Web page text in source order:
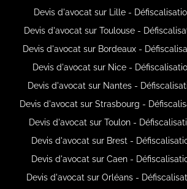
Devis d'avocat sur Lille -
Devis d'avocat sur Toulouse -
Devis d'avocat sur Bordeaux -
Devis d'avocat sur Nice -
Devis d'avocat sur Nantes -
Devis d'avocat sur Strasbourg -
Devis d'avocat sur Toulon -
Devis d'avocat sur Brest -
Devis d'avocat sur Caen -
Devis d'avocat sur Orléans -